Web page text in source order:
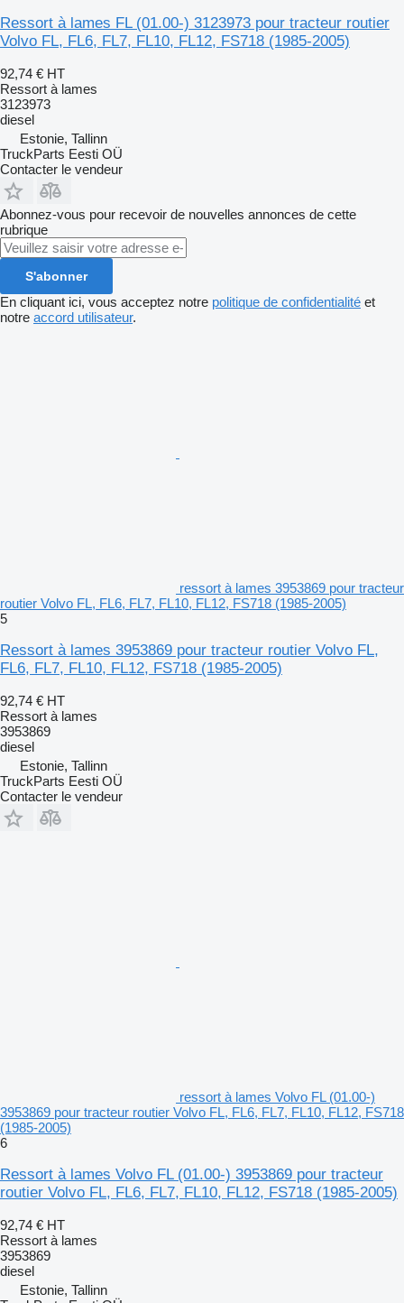
Ressort à lames FL (01.00-) 3123973 pour tracteur routier
Volvo FL, FL6, FL7, FL10, FL12, FS718 (1985-2005)
92,74 € HT
Ressort à lames
3123973
diesel
Estonie, Tallinn
TruckParts Eesti OÜ
Contacter le vendeur
Abonnez-vous pour recevoir de nouvelles annonces de cette
rubrique
S'abonner
En cliquant ici, vous acceptez notre politique de confidentialité et
notre accord utilisateur.
ressort à lames 3953869 pour tracteur
routier Volvo FL, FL6, FL7, FL10, FL12, FS718 (1985-2005)
5
Ressort à lames 3953869 pour tracteur routier Volvo FL,
FL6, FL7, FL10, FL12, FS718 (1985-2005)
92,74 € HT
Ressort à lames
3953869
diesel
Estonie, Tallinn
TruckParts Eesti OÜ
Contacter le vendeur
ressort à lames Volvo FL (01.00-)
3953869 pour tracteur routier Volvo FL, FL6, FL7, FL10, FL12, FS718
(1985-2005)
6
Ressort à lames Volvo FL (01.00-) 3953869 pour tracteur
routier Volvo FL, FL6, FL7, FL10, FL12, FS718 (1985-2005)
92,74 € HT
Ressort à lames
3953869
diesel
Estonie, Tallinn